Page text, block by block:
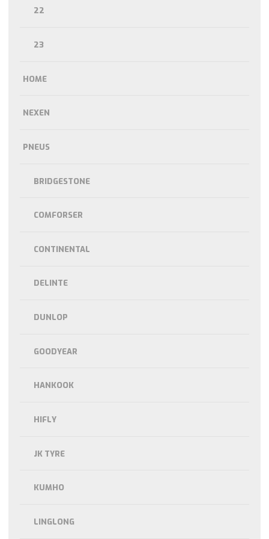
22
23
HOME
NEXEN
PNEUS
BRIDGESTONE
COMFORSER
CONTINENTAL
DELINTE
DUNLOP
GOODYEAR
HANKOOK
HIFLY
JK TYRE
KUMHO
LINGLONG